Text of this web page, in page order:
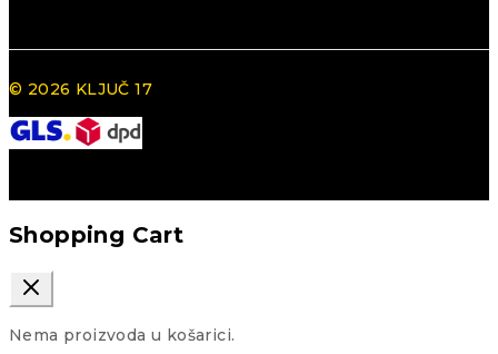
© 2026 KLJUČ 17
Shopping Cart
Nema proizvoda u košarici.